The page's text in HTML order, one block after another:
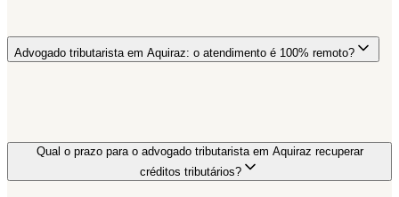
Advogado tributarista em Aquiraz: o atendimento é 100% remoto?
Qual o prazo para o advogado tributarista em Aquiraz recuperar
créditos tributários?